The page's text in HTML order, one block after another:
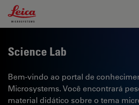
Leica Microsystems Logo
Science Lab
Bem-vindo ao portal de
Microsystems. Você encontrará
material didático sobre o tema